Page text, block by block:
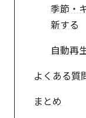
季節・
新する
自動再
よくある質
まとめ